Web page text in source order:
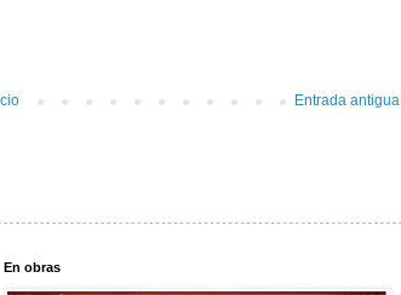
Entrada antigua
En obras